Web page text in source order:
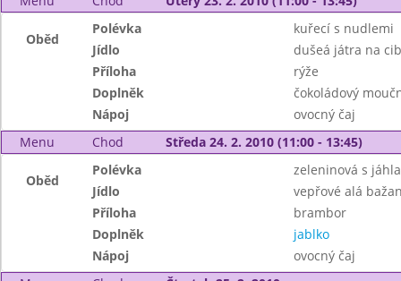
Oběd
Polévka
kuřecí s nudlemi
Jídlo
dušeá játra na
Příloha
rýže
Doplněk
čokoládový
Nápoj
ovocný čaj
Menu
Chod Středa 24. 2. 2010 (11:00 - 13:45)
Oběd
Polévka
zeleninová s
Jídlo
vepřové alá
Příloha
brambor
Doplněk
jablko
Nápoj
ovocný čaj